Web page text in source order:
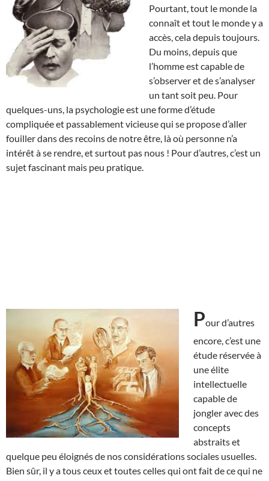
Pourtant, tout le monde la
connaît et tout le monde y a
accès, cela depuis toujours.
Du moins, depuis que
l’homme est capable de
s’observer et de s’analyser
un tant soit peu. Pour
quelques-uns, la psychologie est une forme d’étude
compliquée et passablement vicieuse qui se propose d’aller
fouiller dans des recoins de notre être, là où personne n’a
intérêt à se rendre, et surtout pas nous ! Pour d’autres, c’est un
sujet fascinant mais peu pratique.
Pour d’autres
encore, c’est une
étude réservée à
une élite
intellectuelle
capable de
jongler avec des
concepts
abstraits et
quelque peu éloignés de nos considérations sociales usuelles.
Bien sûr, il y a tous ceux et toutes celles qui ont fait de ce qui ne